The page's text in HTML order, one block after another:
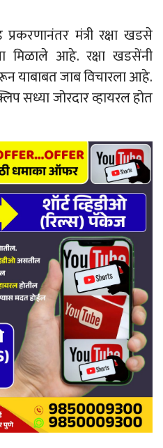
मंत्री रक्षा खडसे
मिळाले आहे. रक्षा खडसेंनी
याबाबत जाब विचारला आहे.
सध्या जोरदार व्हायरल होत